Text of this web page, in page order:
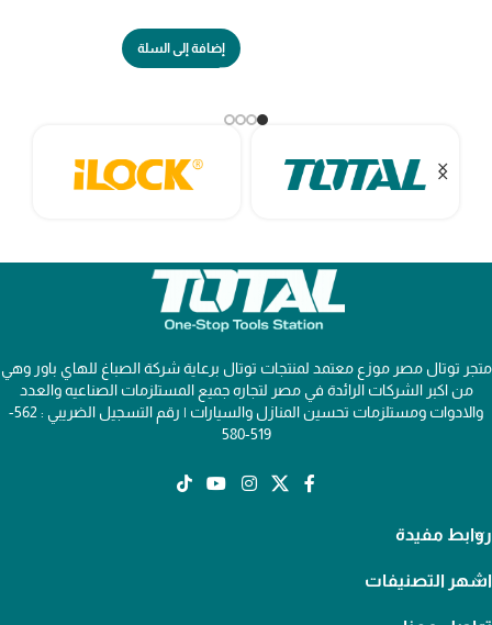
إضافة إلى السلة
متجر توتال مصر موزع معتمد لمنتجات توتال برعاية شركة الصباغ للهاي باور وهي
من اكبر الشركات الرائدة في مصر لتجاره جميع المستلزمات الصناعيه والعدد
والادوات ومستلزمات تحسين المنازل والسيارات | رقم التسجيل الضريبي : 562-
519-580
روابط مفيدة
اشهر التصنيفات